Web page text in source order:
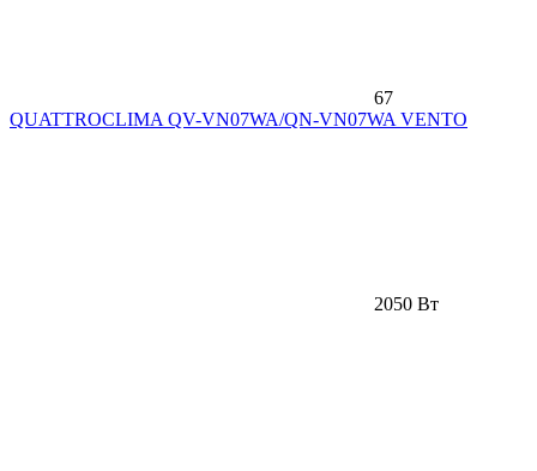
67
QUATTROCLIMA QV-VN07WA/QN-VN07WA VENTO
2050 Вт